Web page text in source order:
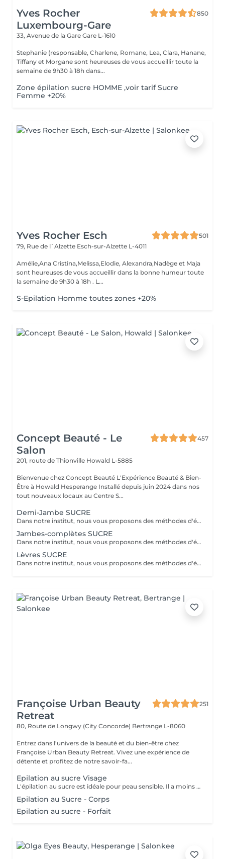
Yves Rocher
Luxembourg-Gare
850
33, Avenue de la Gare Gare L-1610
Stephanie (responsable, Charlene, Romane, Lea, Clara, Hanane,
Tiffany et Morgane sont heureuses de vous accueillir toute la
semaine de 9h30 à 18h dans...
Zone épilation sucre HOMME ,voir tarif Sucre
Femme +20%
Yves Rocher Esch
501
79, Rue de l`Alzette Esch-sur-Alzette L-4011
Amélie,Ana Cristina,Melissa,Elodie, Alexandra,Nadège et Maja
sont heureuses de vous accueillir dans la bonne humeur toute
la semaine de 9h30 à 18h . L...
S-Epilation Homme toutes zones +20%
Concept Beauté - Le
Salon
457
201, route de Thionville Howald L-5885
Bienvenue chez Concept Beauté L'Expérience Beauté & Bien-
Être à Howald Hesperange Installé depuis juin 2024 dans nos
tout nouveaux locaux au Centre S...
Demi-Jambe SUCRE
Dans notre institut, nous vous proposons des méthodes d'épilation douces et efficaces pour une peau lisse et soyeuse plus longtemps. ÉPILATION AU SUCRE Naturelle & Ultra-Douce Inspirée des rituels orientaux, l'épilation au sucre est une méthode 100% naturelle et respectueuse de la peau. Composée de sucre, de citron et d'eau, cette pâte adhère uniquement aux poils et non à la peau, garantissant une épilation douce et sans irritation. Pourquoi choisir l'épilation au sucre ? Élimine les poils en douceur sans agresser la peau Réduit les risques de poils incarnés Exfolie la peau en douceur, la laissant douce et soyeuse Convient aux peaux sensibles et aux personnes sujettes aux rougeurs Une repousse plus fine et plus lente au fil des séances Un rituel beauté et bien-être L'épilation au sucre est moins douloureuse que la cire classique et laisse la peau hydratée et éclatante grâce aux propriétés nourrissantes du sucre. Quelle méthode choisir ? Vous avez la peau sensible ou réactive ? Optez pour l'épilation au sucre pour un maximum de douceur. Vous cherchez une épilation efficace et rapide ? La cire froide est idéale, même pour les poils courts et tenaces. Nos expertes sont là pour vous conseiller et adapter la meilleure technique à votre type de peau et vos besoins !
Jambes-complètes SUCRE
Dans notre institut, nous vous proposons des méthodes d'épilation douces et efficaces pour une peau lisse et soyeuse plus longtemps. ÉPILATION AU SUCRE Naturelle & Ultra-Douce Inspirée des rituels orientaux, l'épilation au sucre est une méthode 100% naturelle et respectueuse de la peau. Composée de sucre, de citron et d'eau, cette pâte adhère uniquement aux poils et non à la peau, garantissant une épilation douce et sans irritation. Pourquoi choisir l'épilation au sucre ? Élimine les poils en douceur sans agresser la peau Réduit les risques de poils incarnés Exfolie la peau en douceur, la laissant douce et soyeuse Convient aux peaux sensibles et aux personnes sujettes aux rougeurs Une repousse plus fine et plus lente au fil des séances Un rituel beauté et bien-être L'épilation au sucre est moins douloureuse que la cire classique et laisse la peau hydratée et éclatante grâce aux propriétés nourrissantes du sucre. Quelle méthode choisir ? Vous avez la peau sensible ou réactive ? Optez pour l'épilation au sucre pour un maximum de douceur. Vous cherchez une épilation efficace et rapide ? La cire froide est idéale, même pour les poils courts et tenaces. Nos expertes sont là pour vous conseiller et adapter la meilleure technique à votre type de peau et vos besoins !
Lèvres SUCRE
Dans notre institut, nous vous proposons des méthodes d'épilation douces et efficaces pour une peau lisse et soyeuse plus longtemps. ÉPILATION AU SUCRE Naturelle & Ultra-Douce Inspirée des rituels orientaux, l'épilation au sucre est une méthode 100% naturelle et respectueuse de la peau. Composée de sucre, de citron et d'eau, cette pâte adhère uniquement aux poils et non à la peau, garantissant une épilation douce et sans irritation. Pourquoi choisir l'épilation au sucre ? Élimine les poils en douceur sans agresser la peau Réduit les risques de poils incarnés Exfolie la peau en douceur, la laissant douce et soyeuse Convient aux peaux sensibles et aux personnes sujettes aux rougeurs Une repousse plus fine et plus lente au fil des séances Un rituel beauté et bien-être L'épilation au sucre est moins douloureuse que la cire classique et laisse la peau hydratée et éclatante grâce aux propriétés nourrissantes du sucre. Quelle méthode choisir ? Vous avez la peau sensible ou réactive ? Optez pour l'épilation au sucre pour un maximum de douceur. Vous cherchez une épilation efficace et rapide ? La cire froide est idéale, même pour les poils courts et tenaces. Nos expertes sont là pour vous conseiller et adapter la meilleure technique à votre type de peau et vos besoins !
Françoise Urban Beauty
Retreat
251
80, Route de Longwy (City Concorde) Bertrange L-8060
Entrez dans l'univers de la beauté et du bien-être chez
Françoise Urban Beauty Retreat. Vivez une expérience de
détente et profitez de notre savoir-fa...
Epilation au sucre Visage
L'épilation au sucre est idéale pour peau sensible. Il a moins de rougeur après l'épilation. En appliquant le sucre, cela fait un gommage en même temps donc provoque moins de poils incarnés. Le sucre permet d'avoir un excellent résultat.
Epilation au Sucre - Corps
Epilation au sucre - Forfait